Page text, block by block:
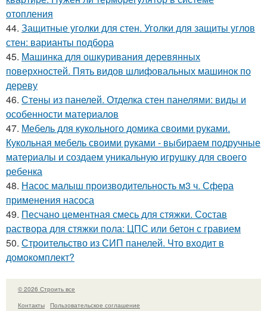
отопления
44. Защитные уголки для стен. Уголки для защиты углов
стен: варианты подбора
45. Машинка для ошкуривания деревянных
поверхностей. Пять видов шлифовальных машинок по
дереву
46. Стены из панелей. Отделка стен панелями: виды и
особенности материалов
47. Мебель для кукольного домика своими руками.
Кукольная мебель своими руками - выбираем подручные
материалы и создаем уникальную игрушку для своего
ребенка
48. Насос малыш производительность м3 ч. Сфера
применения насоса
49. Песчано цементная смесь для стяжки. Состав
раствора для стяжки пола: ЦПС или бетон с гравием
50. Строительство из СИП панелей. Что входит в
домокомплект?
© 2026 Строить все
Контакты
Пользовательское соглашение